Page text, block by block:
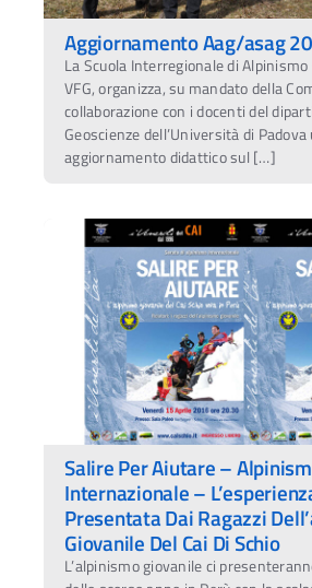
Aggiornamento Aag/asag
La Scuola Interregionale di
VFG, organizza, su mandato della
collaborazione con i docenti del
Geoscienze dell’Università di Padova
aggiornamento didattico sul […]
Salire Per Aiutare –
Internazionale –
Presentata Dai Ragazzi
Giovanile Del Cai Di Schio
L’alpinismo giovanile ci